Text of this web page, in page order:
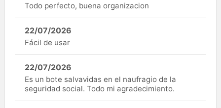
Todo perfecto, buena organizacion
22/07/2026
Fácil de usar
22/07/2026
Es un bote salvavidas en el naufragio de la
seguridad social. Todo mi agradecimiento.